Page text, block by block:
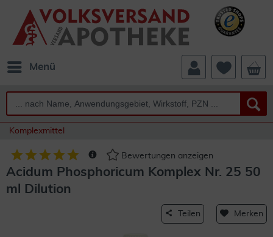
Menü
Komplexmittel
Bewertungen anzeigen
Acidum Phosphoricum Komplex Nr. 25 50
ml Dilution
Teilen Merken